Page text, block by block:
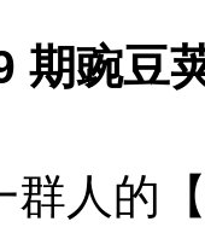
期豌豆
群人的